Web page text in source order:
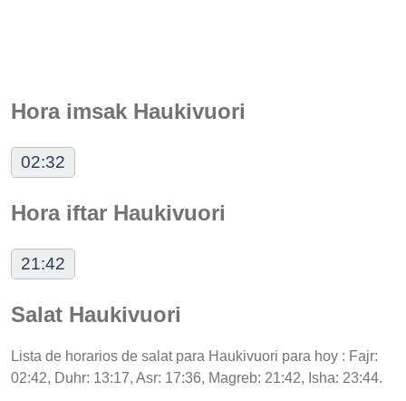
Hora imsak Haukivuori
02:32
Hora iftar Haukivuori
21:42
Salat Haukivuori
Lista de horarios de salat para Haukivuori para hoy : Fajr:
02:42, Duhr: 13:17, Asr: 17:36, Magreb: 21:42, Isha: 23:44.